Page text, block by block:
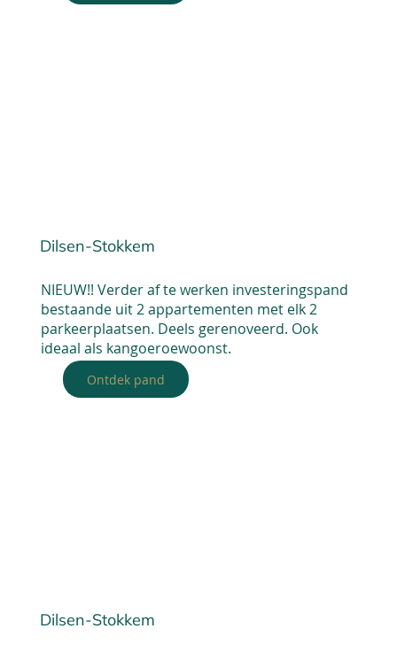
Dilsen-Stokkem
NIEUW!! Verder af te werken investeringspand
bestaande uit 2 appartementen met elk 2
parkeerplaatsen. Deels gerenoveerd. Ook
ideaal als kangoeroewoonst.
Ontdek pand
Dilsen-Stokkem